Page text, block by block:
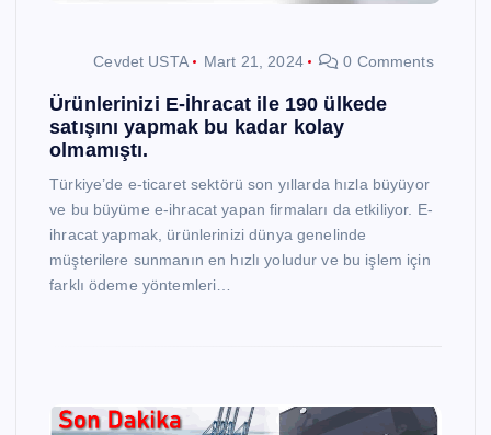
Cevdet USTA Mart 21, 2024 0 Comments
Ürünlerinizi E-İhracat ile 190 ülkede
satışını yapmak bu kadar kolay
olmamıştı.
Türkiye’de e-ticaret sektörü son yıllarda hızla büyüyor
ve bu büyüme e-ihracat yapan firmaları da etkiliyor. E-
ihracat yapmak, ürünlerinizi dünya genelinde
müşterilere sunmanın en hızlı yoludur ve bu işlem için
farklı ödeme yöntemleri…